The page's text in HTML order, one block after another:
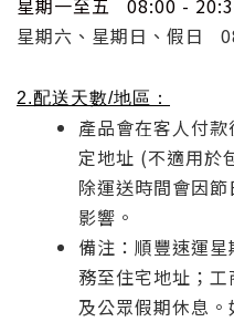
星期一至五 08:00 -
星期六、星期日、假日
2.配送天數/地區：
產品會在客人付
定地址 (不適用於
除運送時間會因
影響。
備注： 順豐速運
務至住宅地址；
及公眾假期休息。